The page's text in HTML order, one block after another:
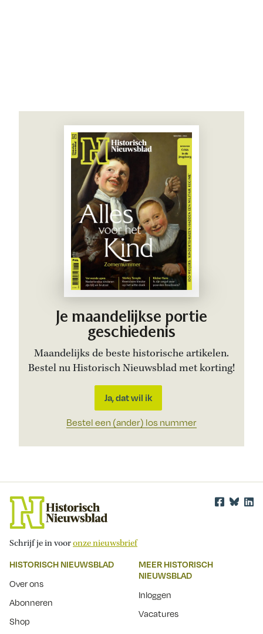
Je maandelijkse portie
geschiedenis
Maandelijks de beste historische artikelen.
Bestel nu Historisch Nieuwsblad met korting!
Ja, dat wil ik
Bestel een (ander) los nummer
Schrijf je in vooronze nieuwsbrief
HISTORISCH NIEUWSBLAD
Over ons
Abonneren
Shop
MEER HISTORISCH
NIEUWSBLAD
Inloggen
Vacatures